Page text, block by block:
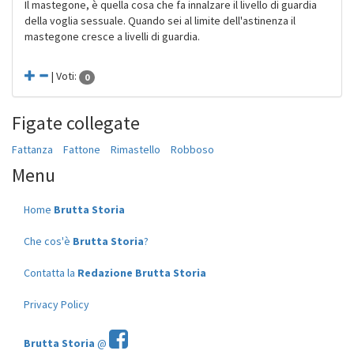
Il mastegone, è quella cosa che fa innalzare il livello di guardia
della voglia sessuale. Quando sei al limite dell'astinenza il
mastegone cresce a livelli di guardia.
| Voti: 0
Figate collegate
Fattanza Fattone Rimastello Robboso
Menu
Home Brutta Storia
Che cos'è Brutta Storia?
Contatta la Redazione Brutta Storia
Privacy Policy
Brutta Storia @